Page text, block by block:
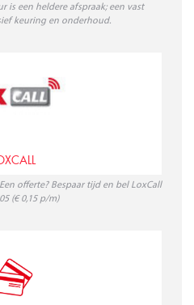
is een heldere afspraak; een vast
keuring en onderhoud.
offerte? Bespaar tijd en bel LoxCall
(€ 0,15 p/m)